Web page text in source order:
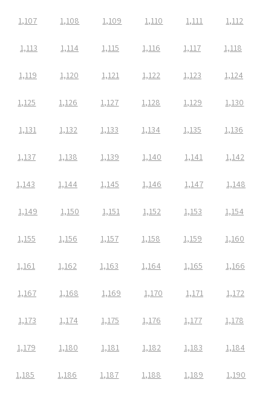
1,107 1,108 1,109 1,110 1,111 1,112
1,113 1,114 1,115 1,116 1,117 1,118
1,119 1,120 1,121 1,122 1,123 1,124
1,125 1,126 1,127 1,128 1,129 1,130
1,131 1,132 1,133 1,134 1,135 1,136
1,137 1,138 1,139 1,140 1,141 1,142
1,143 1,144 1,145 1,146 1,147 1,148
1,149 1,150 1,151 1,152 1,153 1,154
1,155 1,156 1,157 1,158 1,159 1,160
1,161 1,162 1,163 1,164 1,165 1,166
1,167 1,168 1,169 1,170 1,171 1,172
1,173 1,174 1,175 1,176 1,177 1,178
1,179 1,180 1,181 1,182 1,183 1,184
1,185 1,186 1,187 1,188 1,189 1,190